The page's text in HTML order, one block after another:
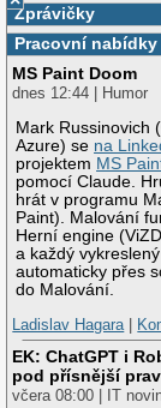
Zprávičky
Pracovní nabídky
MS Paint Doom
dnes 12:44 | Humor
Mark Russinovich
Azure) se na
projektem MS
pomocí Claude.
hrát v programu
Paint). Malování
Herní engine
a každý
automaticky přes
do Malování.
Ladislav Hagara|
EK: ChatGPT i
pod přísnější
včera 08:00 | IT